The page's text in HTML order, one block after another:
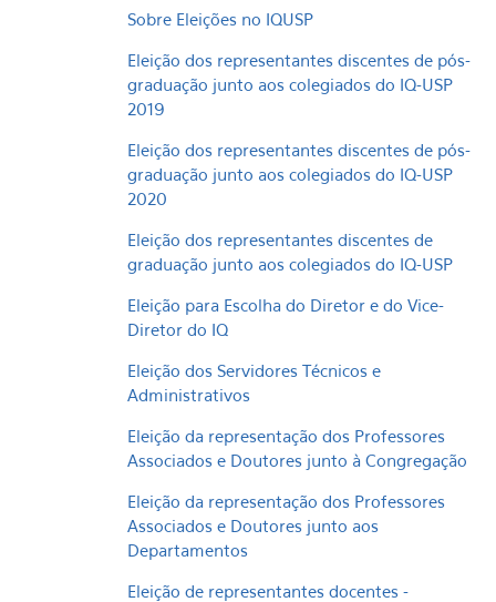
Sobre Eleições no IQUSP
Eleição dos representantes discentes de pós-
graduação junto aos colegiados do IQ-USP
2019
Eleição dos representantes discentes de pós-
graduação junto aos colegiados do IQ-USP
2020
Eleição dos representantes discentes de
graduação junto aos colegiados do IQ-USP
Eleição para Escolha do Diretor e do Vice-
Diretor do IQ
Eleição dos Servidores Técnicos e
Administrativos
Eleição da representação dos Professores
Associados e Doutores junto à Congregação
Eleição da representação dos Professores
Associados e Doutores junto aos
Departamentos
Eleição de representantes docentes -